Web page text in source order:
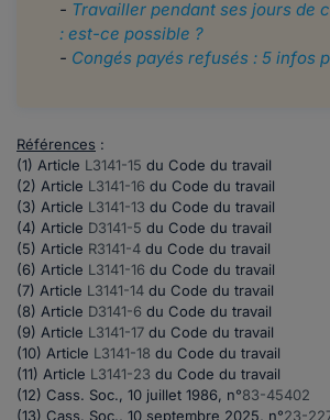
- Travailler pendant ses jours de
: est-ce possible ?
- Congés payés refusés : 5 infos
Références :
(1) Article L3141-15 du Code du travail
(2) Article L3141-16 du Code du travail
(3) Article L3141-13 du Code du travail
(4) Article D3141-5 du Code du travail
(5) Article R3141-4 du Code du travail
(6) Article L3141-16 du Code du travail
(7) Article L3141-14 du Code du travail
(8) Article D3141-6 du Code du travail
(9) Article L3141-17 du Code du travail
(10) Article L3141-18 du Code du travail
(11) Article L3141-23 du Code du travail
(12) Cass. Soc., 10 juillet 1986, n°83-45402
(13) Cass. Soc., 10 septembre 2025, n°23-